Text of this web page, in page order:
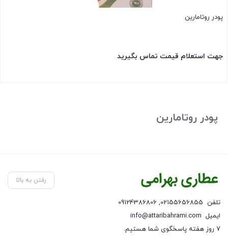
پودر روتامارین
جهت استعلام قیمت تماس بگیرید
پودر روتامارین
رفتن به بالا
تلفن 02155656855
,
09124386806
ایمیل info@attaribahrami.com
۷ روز هفته پاسخگوی شما هستیم.